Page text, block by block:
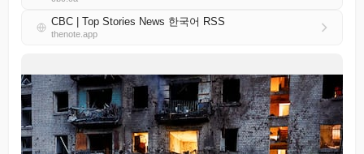
CBC | Top Stories News 한국어 RSS
thenote.app